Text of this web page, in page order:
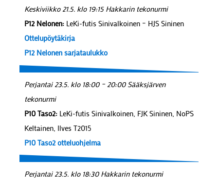
Keskiviikko 21.5. klo 19:15 Hakkarin tekonurmi
P12 Nelonen: LeKi-futis Sinivalkoinen – HJS Sininen
Ottelupöytäkirja
P12 Nelonen sarjataulukko
Perjantai 23.5. klo 18:00 – 20:00 Sääksjärven
tekonurmi
P10 Taso2: LeKi-futis Sinivalkoinen, FJK Sininen, NoPS
Keltainen, Ilves T2015
P10 Taso2 otteluohjelma
Perjantai 23.5. klo 18:30 Hakkarin tekonurmi